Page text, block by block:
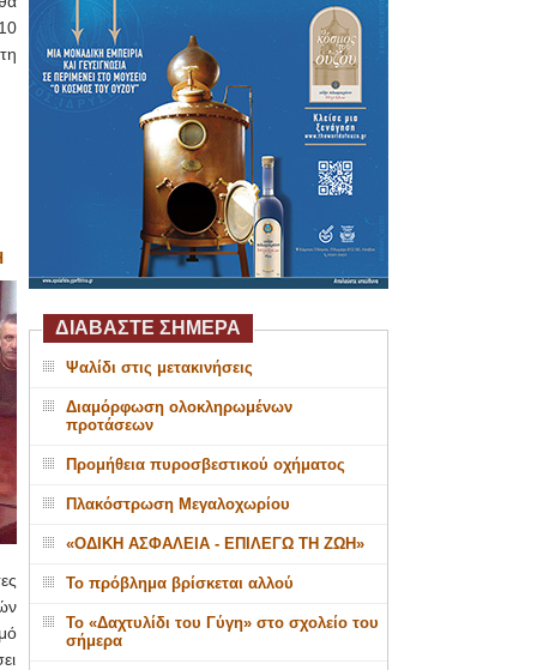
ΔΙΑΒΑΣΤΕ ΣΗΜΕΡΑ
Ψαλίδι στις μετακινήσεις
Διαμόρφωση ολοκληρωμένων
προτάσεων
Προμήθεια πυροσβεστικού οχήματος
Πλακόστρωση Μεγαλοχωρίου
«ΟΔΙΚΗ ΑΣΦΑΛΕΙΑ - ΕΠΙΛΕΓΩ ΤΗ ΖΩΗ»
Το πρόβλημα βρίσκεται αλλού
Το «Δαχτυλίδι του Γύγη» στο σχολείο του
σήμερα